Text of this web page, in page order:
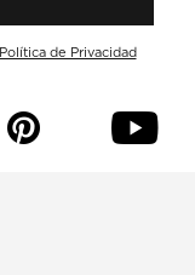
Política de Privacidad
p y